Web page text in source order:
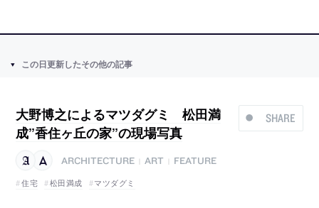
この日更新したその他の記事
SHARE
大野博之によるマツダグミ 松田満
成”香住ヶ丘の家”の現場写真
ARCHITECTURE ART
FEATURE
住宅
松田満成 マツダグミ